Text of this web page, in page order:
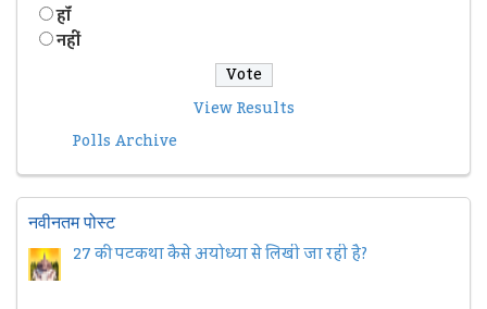
हॉं
नहीं
View Results
Polls Archive
नवीनतम पोस्ट
27 की पटकथा कैसे अयोध्या से लिखी जा रही है?